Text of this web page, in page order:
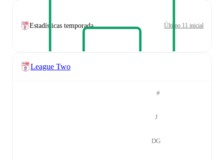
Estadísticas temporada Último 11 inicial
League Two
#
J
DG